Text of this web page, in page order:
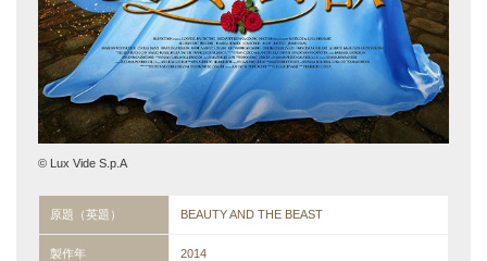
© Lux Vide S.p.A
原題（英題） BEAUTY AND THE BEAST
製作年 2014